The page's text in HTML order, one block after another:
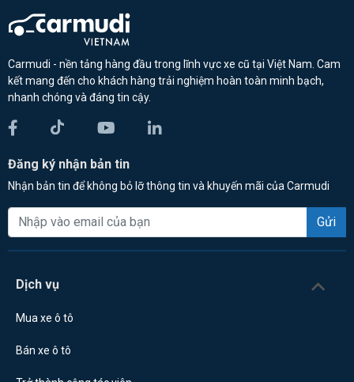
Carmudi - nền tảng hàng đầu trong lĩnh vực xe cũ tại Việt Nam. Cam
kết mang đến cho khách hàng trải nghiệm hoàn toàn minh bạch,
nhanh chóng và đáng tin cậy.
Đăng ký nhận bản tin
Nhận bản tin để không bỏ lỡ thông tin và khuyến mãi của Carmudi
Gửi
Dịch vụ
Mua xe ô tô
Bán xe ô tô